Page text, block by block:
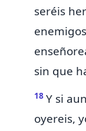
seréis
sin que
18 Y si
oyereis,